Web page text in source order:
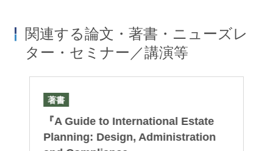
関連する論文・著書・ニューズレ
ター・セミナー／講演等
著書
『A Guide to International Estate
Planning: Design, Administration